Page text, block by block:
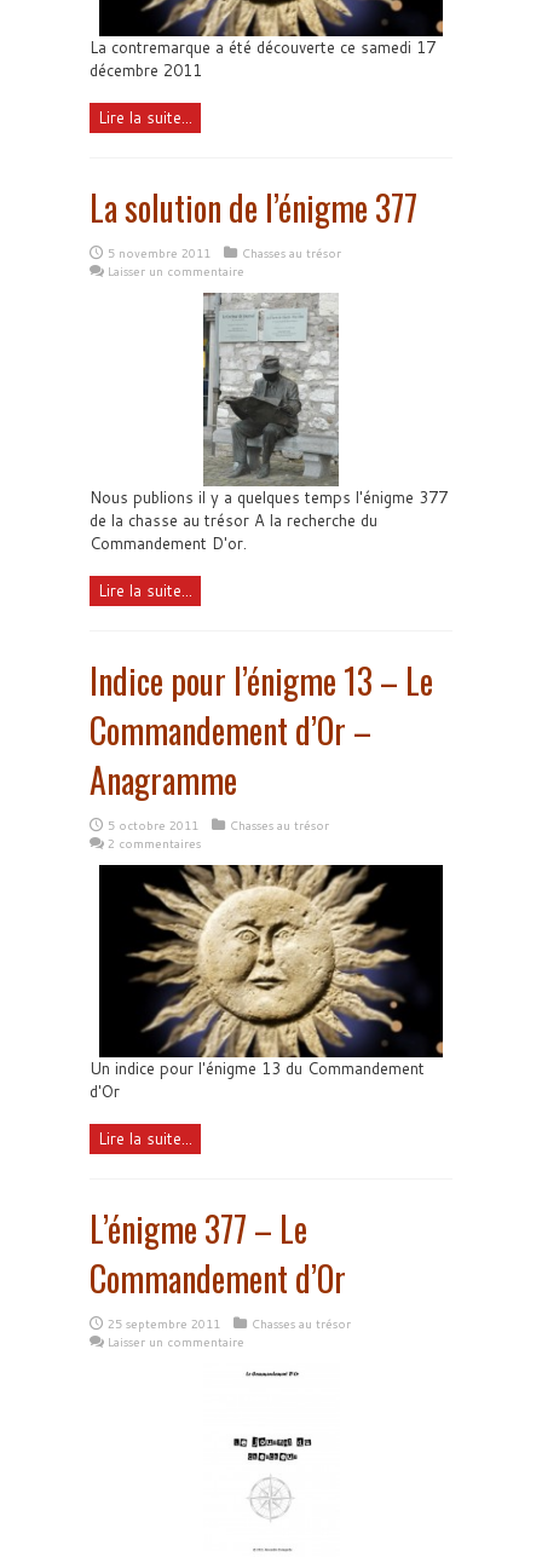
La contremarque a été découverte ce samedi 17
décembre 2011
Lire la suite...
La solution de l’énigme 377
5 novembre 2011
Chasses au trésor
Laisser un commentaire
Nous publions il y a quelques temps l'énigme 377
de la chasse au trésor A la recherche du
Commandement D'or.
Lire la suite...
Indice pour l’énigme 13 – Le
Commandement d’Or –
Anagramme
5 octobre 2011
Chasses au trésor
2 commentaires
Un indice pour l'énigme 13 du Commandement
d'Or
Lire la suite...
L’énigme 377 – Le
Commandement d’Or
25 septembre 2011
Chasses au trésor
Laisser un commentaire